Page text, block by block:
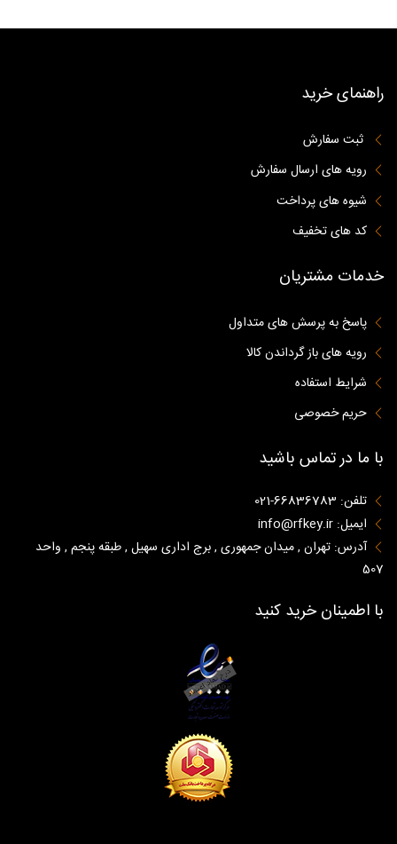
راهنمای خرید
ثبت سفارش
رویه های ارسال سفارش
شیوه های پرداخت
کد های تخفیف
خدمات مشتریان
پاسخ به پرسش های متداول
رویه های باز گرداندن کالا
شرایط استفاده
حریم خصوصی
با ما در تماس باشید
تلفن: 66836783-021
ایمیل: info@rfkey.ir
آدرس: تهران , میدان جمهوری , برج اداری سهیل , طبقه پنجم , واحد
507
با اطمینان خرید کنید